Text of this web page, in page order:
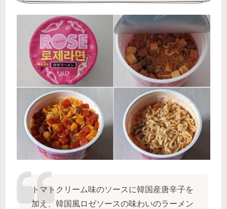
トマトクリーム味のソースに韓国産唐辛子を
加え、韓国風ロゼソースの味わいのラーメン